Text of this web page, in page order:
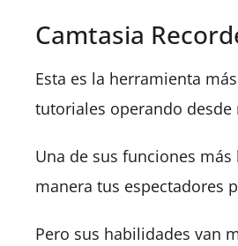
Camtasia
Esta es la herramienta
tutoriales operando
Una de sus funciones
manera tus espectadores
Pero sus habilidades van